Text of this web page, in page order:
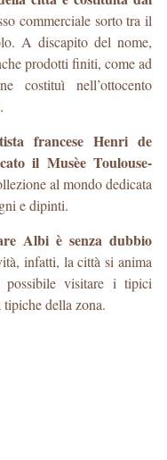
commerciale sorto tra il
A discapito del nome,
prodotti finiti, come ad
costituì nell’ottocento
francese Henri de
il Musèe Toulouse-
al mondo dedicata
e dipinti.
Albi è senza dubbio
infatti, la città si anima
visitare i tipici
della zona.